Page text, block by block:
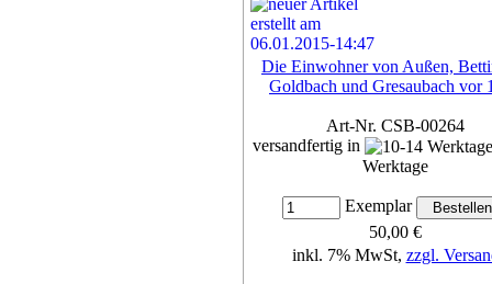
Die Einwohner von Außen,
Goldbach und Gresaubach vor
Art-Nr. CSB-00264
versandfertig in
Werktage
Exemplar
50,00 €
inkl. 7% MwSt, zzgl.